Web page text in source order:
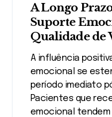
A Longo
Suporte
Qualidade de
A influência
emocional se
período imediato
Pacientes que
emocional tendem